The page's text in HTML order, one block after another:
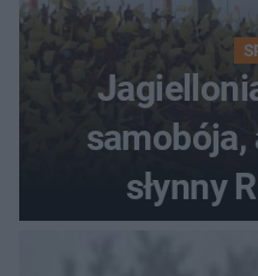
samobója,
słynny